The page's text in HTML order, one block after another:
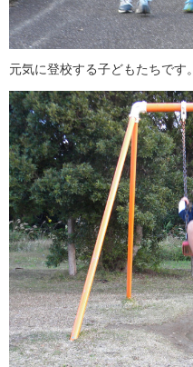
元気に登校する子どもたちです。